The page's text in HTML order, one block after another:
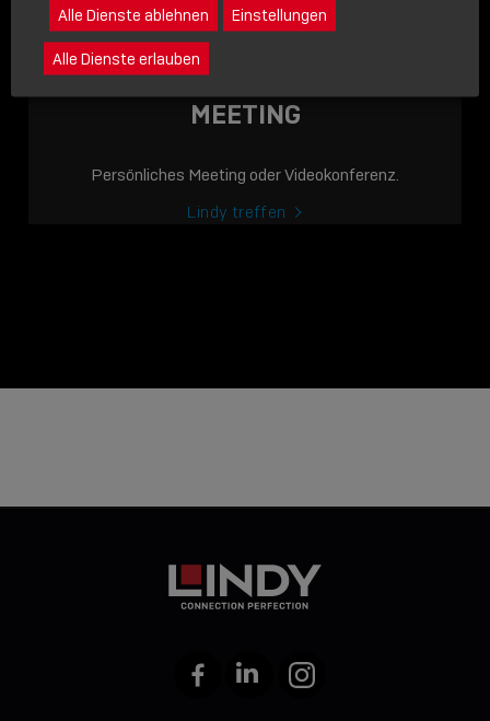
LINDY ACADEMY
JETZT ONLINE
VERFÜGBAR: DIE
LINDY ACADEMY –
WISSEN, DASMEETING
Persönliches Meeting oder Videokonferenz.
Lindy treffen
FacebookLinkedIn Instagram
Alle Dienste ablehnen Einstellungen
Alle Dienste erlauben